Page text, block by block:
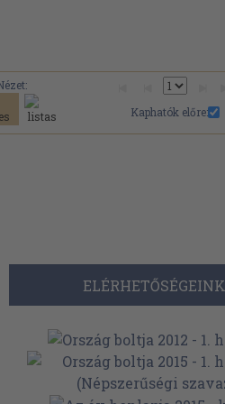
Kaphatók előre:
ELÉRHETŐSÉGEINK